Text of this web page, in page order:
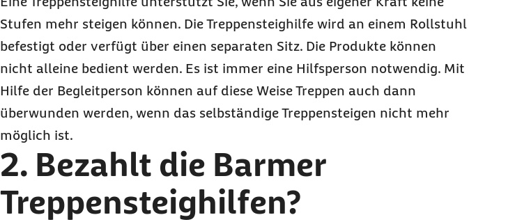
6. Was gibt es bei Treppensteighilfen noch zu beachten?
7. Ihre Barmer-Vorteile bei der Versorgung mit Treppensteighilfen
Volle Transparenz über Ihre Hilfsmittelanträge in Meine Barmer
Stufen mehr steigen können. Die Treppensteighilfe wird an einem Rollstuhl
befestigt oder verfügt über einen separaten Sitz. Die Produkte können
nicht alleine bedient werden. Es ist immer eine Hilfsperson notwendig. Mit
Hilfe der Begleitperson können auf diese Weise Treppen auch dann
überwunden werden, wenn das selbständige Treppensteigen nicht mehr
möglich ist.
2. Bezahlt die Barmer
Treppensteighilfen?